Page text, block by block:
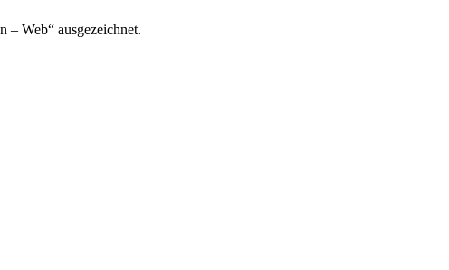
– Web“ ausgezeichnet.